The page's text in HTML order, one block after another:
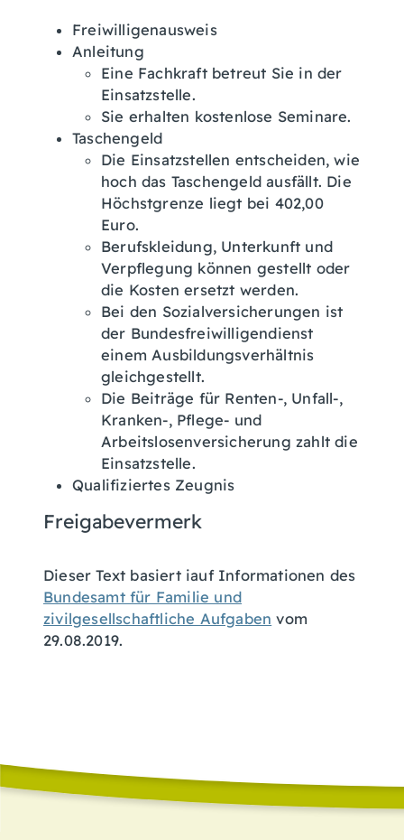
Freiwilligenausweis
Anleitung
Eine Fachkraft betreut Sie in der
Einsatzstelle.
Sie erhalten kostenlose Seminare.
Taschengeld
Die Einsatzstellen entscheiden, wie
hoch das Taschengeld ausfällt. Die
Höchstgrenze liegt bei 402,00
Euro.
Berufskleidung, Unterkunft und
Verpflegung können gestellt oder
die Kosten ersetzt werden.
Bei den Sozialversicherungen ist
der Bundesfreiwilligendienst
einem Ausbildungsverhältnis
gleichgestellt.
Die Beiträge für Renten-, Unfall-,
Kranken-, Pflege- und
Arbeitslosenversicherung zahlt die
Einsatzstelle.
Qualifiziertes Zeugnis
Freigabevermerk
Dieser Text basiert iauf Informationen des
Bundesamt für Familie und
zivilgesellschaftliche Aufgaben vom
29.08.2019.